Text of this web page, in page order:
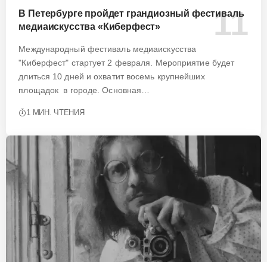
В Петербурге пройдет грандиозный фестиваль
медиаискусства «Киберфест»
Международный фестиваль медиаискусства
"Киберфест" стартует 2 февраля. Мероприятие будет
длиться 10 дней и охватит восемь крупнейших
площадок в городе. Основная…
1 МИН. ЧТЕНИЯ